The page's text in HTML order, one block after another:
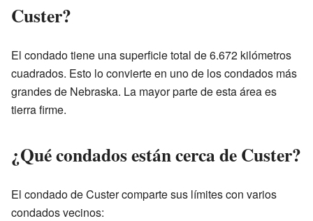
Custer?
El condado tiene una superficie total de 6.672 kilómetros
cuadrados. Esto lo convierte en uno de los condados más
grandes de Nebraska. La mayor parte de esta área es
tierra firme.
¿Qué condados están cerca de Custer?
El condado de Custer comparte sus límites con varios
condados vecinos: